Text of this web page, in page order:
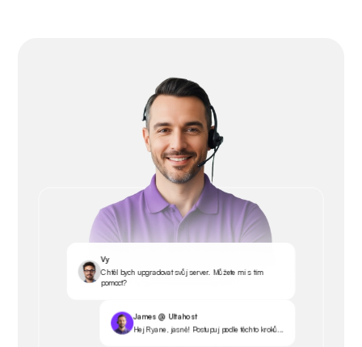
Vy
Chtěl bych upgradovat svůj server. Můžete mi s tím
pomoct?
James @ Ultahost
Hej Ryane, jasně! Postupuj podle těchto kroků...